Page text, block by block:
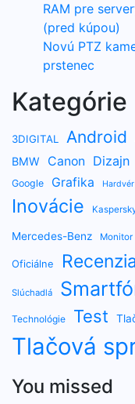
RAM pre
(pred kúpou)
Novú PTZ
prstenec
Kategórie
3DIGITAL Android
BMW Canon Dizajn
Google
Grafika Hardvér
Inovácie
Mercedes-Benz Monitor
Oficiálne
Slúchadlá
Technológie Test
Tlačová
You missed